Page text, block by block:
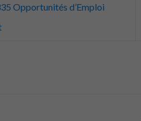
Opportunités d’Emploi